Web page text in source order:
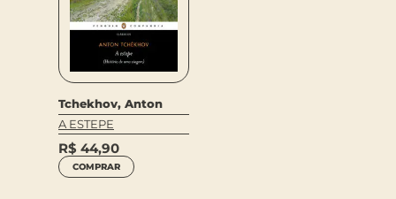
Tchekhov, Anton
A ESTEPE
R$ 44,90
COMPRAR